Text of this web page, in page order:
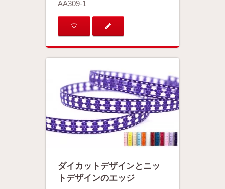
AA309-1
ダイカットデザインとニッ
トデザインのエッジ